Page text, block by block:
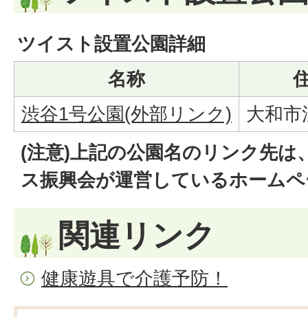
ツイスト設置公園詳細
名称
渋谷1号公園(外部リンク)
大和市
(注意)上記の公園名のリンク先は
ス振興会が運営しているホーム
関連リンク
健康遊具で介護予防！